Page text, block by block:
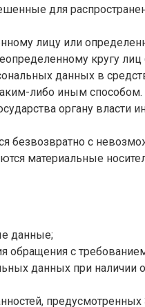
для
лицу или
кругу лиц
данных в
либо иным способом.
органу власти
безвозвратно с
материальные
данные;
обращения с
данных при наличии